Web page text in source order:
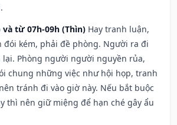
và từ 07h-09h (Thìn) Hay tranh luận,
đói kém, phải đề phòng. Người ra đi
Phòng người người nguyền rủa,
chung những việc như hội họp, tranh
tránh đi vào giờ này. Nếu bắt buộc
thì nên giữ miệng để hạn ché gây ẩu